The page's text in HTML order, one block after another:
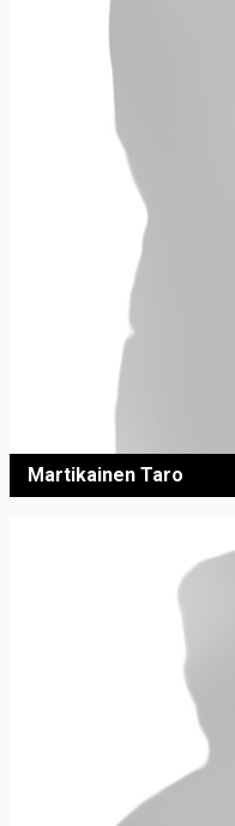
Martikainen Taro